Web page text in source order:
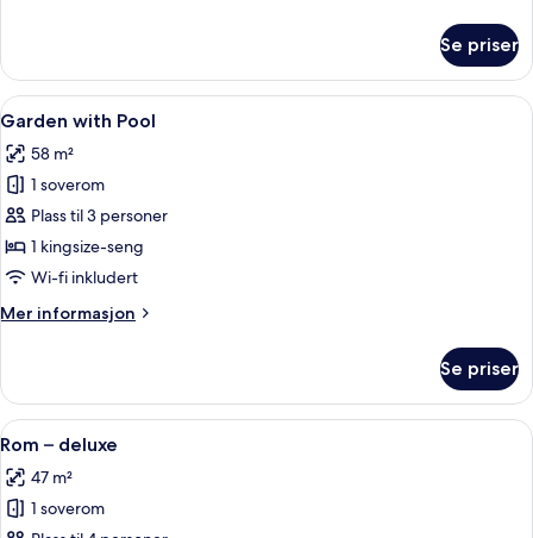
–
standard
Se priser
Åpne
alle
bildene
av
Garden
with
Pool
Garden with Pool | Utsikt fra rommet
13
Garden with Pool
58 m²
1 soverom
Plass til 3 personer
1 kingsize-seng
Wi-fi inkludert
Mer informasjon
Mer
with
Pool
Se priser
Åpne
alle
bildene
av
Rom – deluxe | Safe på rommet,
1
Rom – deluxe
47 m²
1 soverom